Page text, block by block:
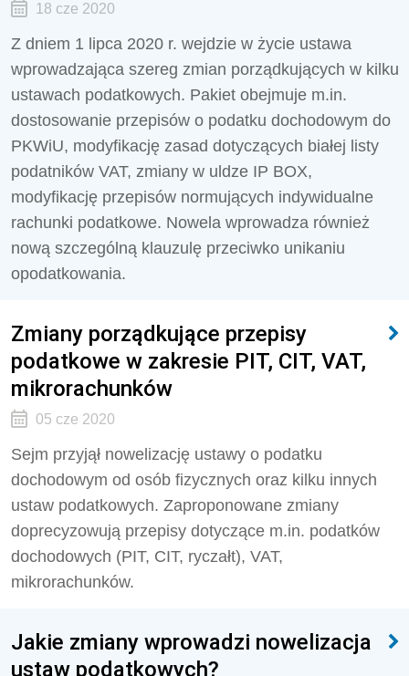
18 cze 2020
Z dniem 1 lipca 2020 r. wejdzie w życie ustawa
wprowadzająca szereg zmian porządkujących w kilku
ustawach podatkowych. Pakiet obejmuje m.in.
dostosowanie przepisów o podatku dochodowym do
PKWiU, modyfikację zasad dotyczących białej listy
podatników VAT, zmiany w uldze IP BOX,
modyfikację przepisów normujących indywidualne
rachunki podatkowe. Nowela wprowadza również
nową szczególną klauzulę przeciwko unikaniu
opodatkowania.
Zmiany porządkujące przepisy
podatkowe w zakresie PIT, CIT, VAT,
mikrorachunków
05 cze 2020
Sejm przyjął nowelizację ustawy o podatku
dochodowym od osób fizycznych oraz kilku innych
ustaw podatkowych. Zaproponowane zmiany
doprecyzowują przepisy dotyczące m.in. podatków
dochodowych (PIT, CIT, ryczałt), VAT,
mikrorachunków.
Jakie zmiany wprowadzi nowelizacja
ustaw podatkowych?